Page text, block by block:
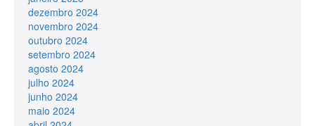
dezembro 2024
novembro 2024
outubro 2024
setembro 2024
agosto 2024
julho 2024
junho 2024
maio 2024